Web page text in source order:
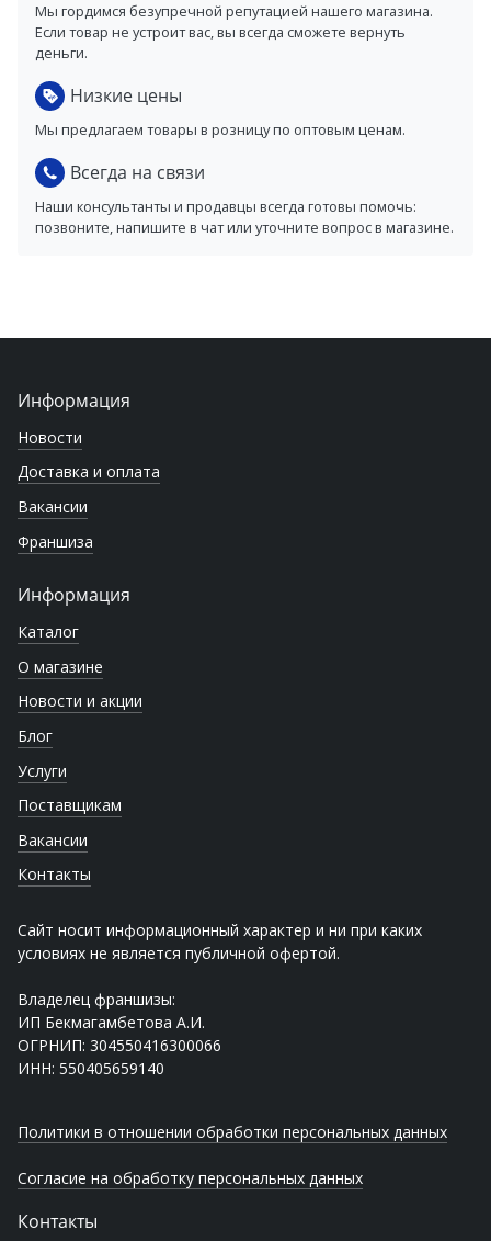
Мы гордимся безупречной репутацией нашего магазина.
Если товар не устроит вас, вы всегда сможете вернуть
деньги.
Низкие цены
Мы предлагаем товары в розницу по оптовым ценам.
Всегда на связи
Наши консультанты и продавцы всегда готовы помочь:
позвоните, напишите в чат или уточните вопрос в магазине.
Информация
Новости
Доставка и оплата
Вакансии
Франшиза
Информация
Каталог
О магазине
Новости и акции
Блог
Услуги
Поставщикам
Вакансии
Контакты
Сайт носит информационный характер и ни при каких
условиях не является публичной офертой.
Владелец франшизы:
ИП Бекмагамбетова А.И.
ОГРНИП: 304550416300066
ИНН: 550405659140
Политики в отношении обработки персональных данных
Согласие на обработку персональных данных
Контакты